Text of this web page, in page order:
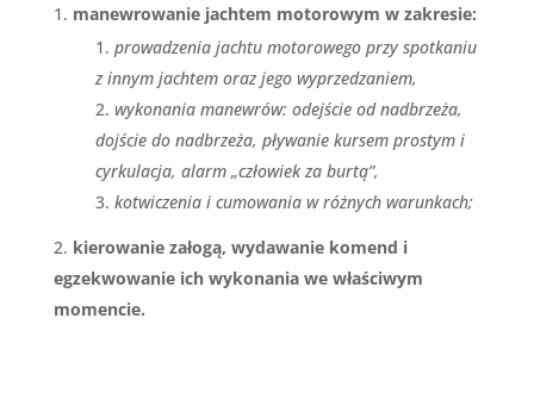
manewrowanie jachtem motorowym w zakresie:
prowadzenia jachtu motorowego przy spotkaniu
z innym jachtem oraz jego wyprzedzaniem,
wykonania manewrów: odejście od nadbrzeża,
dojście do nadbrzeża, pływanie kursem prostym i
cyrkulacja, alarm „człowiek za burtą”,
kotwiczenia i cumowania w różnych warunkach;
kierowanie załogą, wydawanie komend i
egzekwowanie ich wykonania we właściwym
momencie.